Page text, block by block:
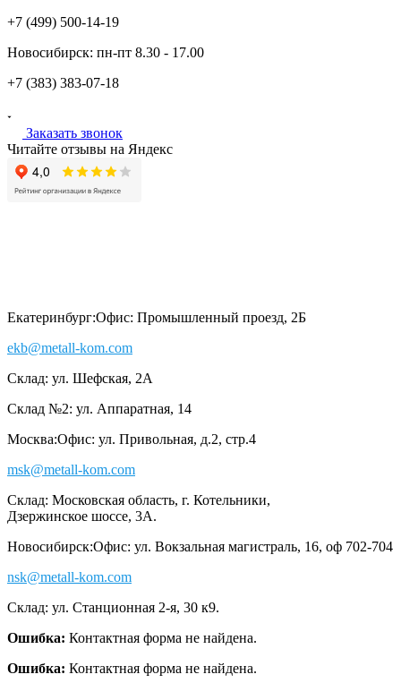
+7 (499) 500-14-19
Новосибирск: пн-пт 8.30 - 17.00
+7 (383) 383-07-18
Заказать звонок
Читайте отзывы на Яндекс
Екатеринбург:Офис: Промышленный проезд, 2Б
ekb@metall-kom.com
Склад: ул. Шефская, 2А
Склад №2: ул. Аппаратная, 14
Москва:Офис: ул. Привольная, д.2, стр.4
msk@metall-kom.com
Склад: Московская область, г. Котельники,
Дзержинское шоссе, 3А.
Новосибирск:Офис: ул. Вокзальная магистраль, 16, оф 702-704
nsk@metall-kom.com
Склад: ул. Станционная 2-я, 30 к9.
Ошибка: Контактная форма не найдена.
Ошибка: Контактная форма не найдена.